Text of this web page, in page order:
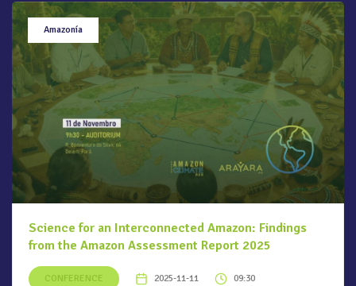
Amazonía
Science for an Interconnected Amazon: Findings
from the Amazon Assessment Report 2025
CONFERENCE 2025-11-11 09:30